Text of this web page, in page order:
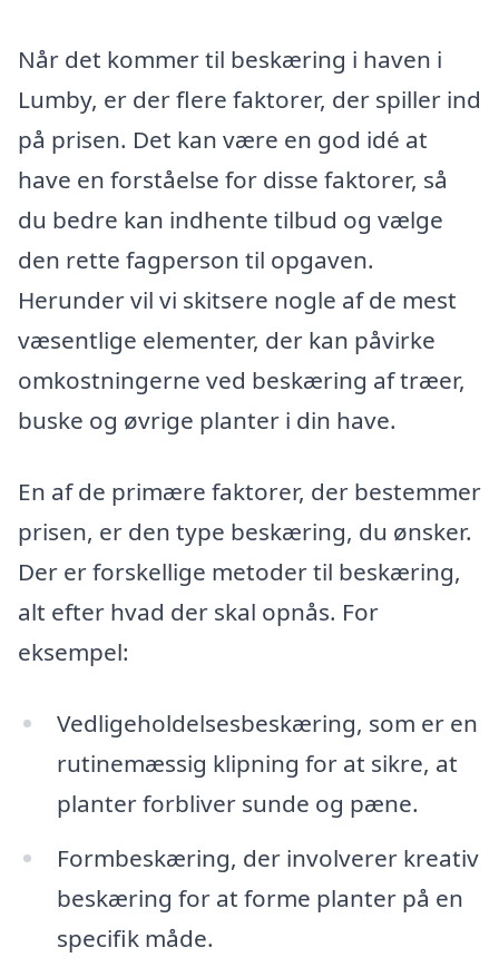
Når det kommer til beskæring i haven i
Lumby, er der flere faktorer, der spiller ind
på prisen. Det kan være en god idé at
have en forståelse for disse faktorer, så
du bedre kan indhente tilbud og vælge
den rette fagperson til opgaven.
Herunder vil vi skitsere nogle af de mest
væsentlige elementer, der kan påvirke
omkostningerne ved beskæring af træer,
buske og øvrige planter i din have.
En af de primære faktorer, der bestemmer
prisen, er den type beskæring, du ønsker.
Der er forskellige metoder til beskæring,
alt efter hvad der skal opnås. For
eksempel:
Vedligeholdelsesbeskæring, som er en
rutinemæssig klipning for at sikre, at
planter forbliver sunde og pæne.
Formbeskæring, der involverer kreativ
beskæring for at forme planter på en
specifik måde.